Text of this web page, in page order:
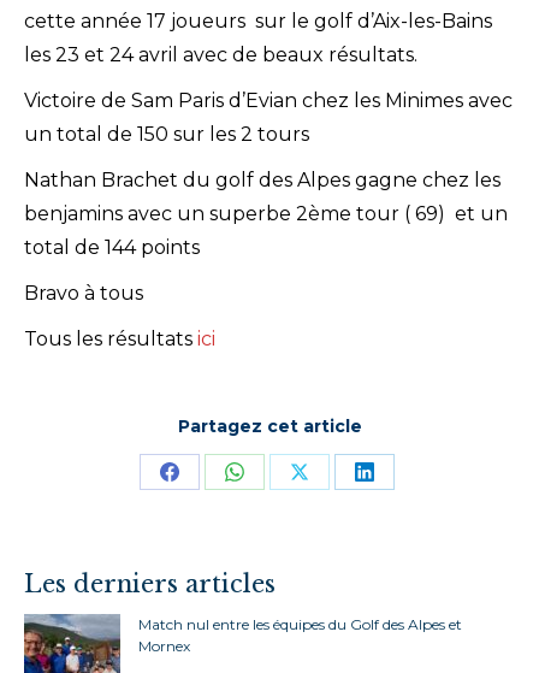
cette année 17 joueurs sur le golf d’Aix-les-Bains
les 23 et 24 avril avec de beaux résultats.
Victoire de Sam Paris d’Evian chez les Minimes avec
un total de 150 sur les 2 tours
Nathan Brachet du golf des Alpes gagne chez les
benjamins avec un superbe 2ème tour ( 69) et un
total de 144 points
Bravo à tous
Tous les résultats ici
Partagez cet article
PartagerPartagerPartagerPartager
Les derniers articles
Match nul entre les équipes du Golf des Alpes et
Mornex